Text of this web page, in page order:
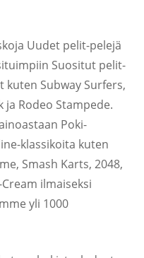
Uudet pelit-pelejä
Suositut pelit-
Subway Surfers,
ja Rodeo Stampede.
Poki-
klassikoita kuten
Smash Karts, 2048,
ilmaiseksi
yli 1000